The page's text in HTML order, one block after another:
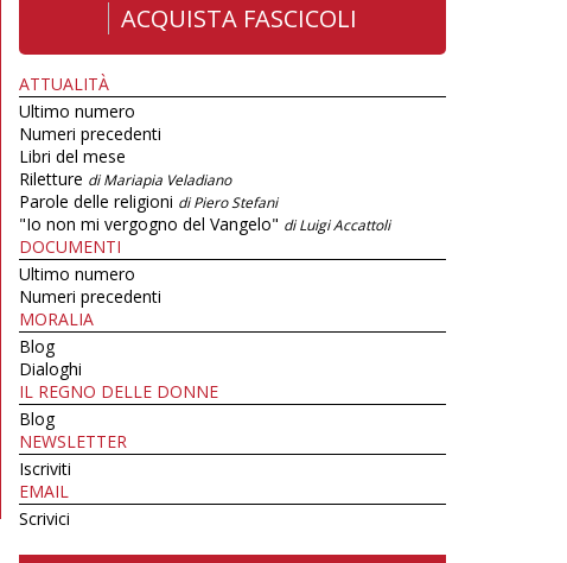
ACQUISTA FASCICOLI
ATTUALITÀ
Ultimo numero
Numeri precedenti
Libri del mese
Riletture di Mariapia Veladiano
Parole delle religioni di Piero Stefani
"Io non mi vergogno del Vangelo" di Luigi Accattoli
DOCUMENTI
Ultimo numero
Numeri precedenti
MORALIA
Blog
Dialoghi
IL REGNO DELLE DONNE
Blog
NEWSLETTER
Iscriviti
EMAIL
Scrivici